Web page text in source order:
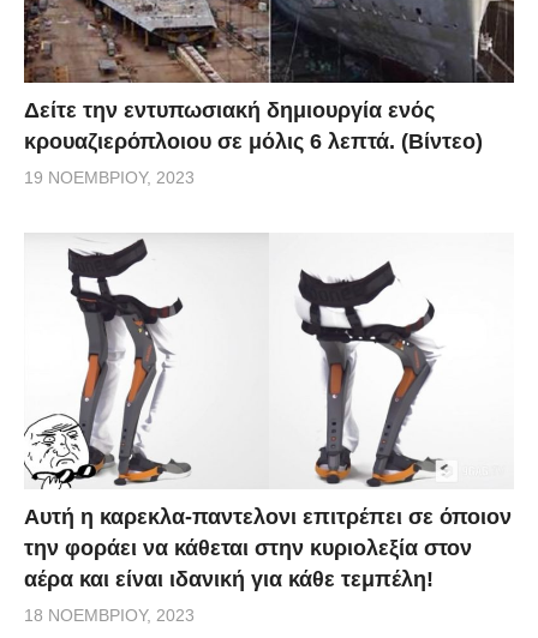
Δείτε την εντυπωσιακή δημιουργία ενός
κρουαζιερόπλοιου σε μόλις 6 λεπτά. (Βίντεο)
19 ΝΟΕΜΒΡΊΟΥ, 2023
Αυτή η καρεκλα-παντελονι επιτρέπει σε όποιον
την φοράει να κάθεται στην κυριολεξία στον
αέρα και είναι ιδανική για κάθε τεμπέλη!
18 ΝΟΕΜΒΡΊΟΥ, 2023